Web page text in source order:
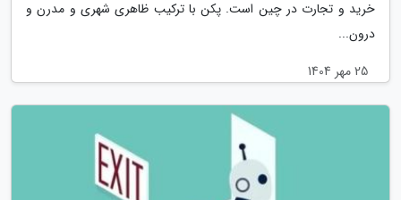
خرید و تجارت در چین است. پکن با ترکیب ظاهری شهری و مدرن و
درون...
25 مهر 1404